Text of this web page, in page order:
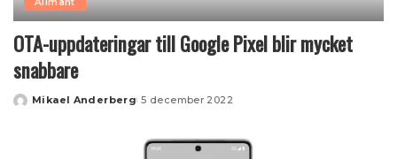
Allmänt
OTA-uppdateringar till Google Pixel blir mycket
snabbare
Posted
Mikael Anderberg 5 december 2022